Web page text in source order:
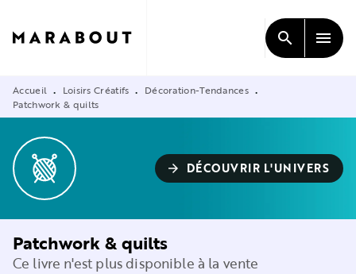
CONTENU
search menu
Accueil • Loisirs Créatifs • Décoration-Tendances •
Patchwork & quilts
arrow_forward DÉCOUVRIR L'UNIVERS
Patchwork & quilts
Ce livre n'est plus disponible à la vente